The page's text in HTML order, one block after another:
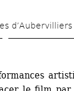
d’Aubervilliers